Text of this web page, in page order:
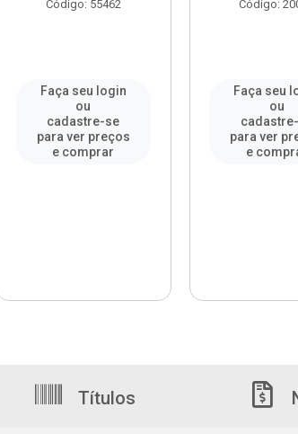
Código: 55462
Faça seu login
ou
cadastre-se
para ver preços
e comprar
Código:
Faça seu
ou
para ver
e
Títulos